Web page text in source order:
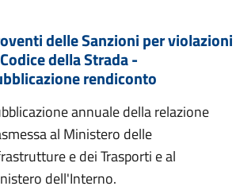
delle Sanzioni per violazioni
della Strada -
rendiconto
annuale della relazione
al Ministero delle
e dei Trasporti e al
dell'Interno.